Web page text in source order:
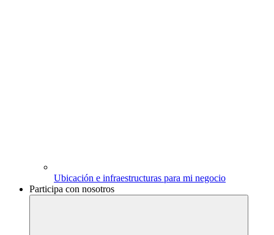
Ubicación e infraestructuras para mi negocio
Participa con nosotros